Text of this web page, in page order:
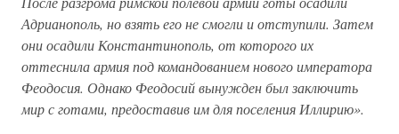
Адрианополь, но взять его не смогли и отступили. Затем
они осадили Константинополь, от которого их
оттеснила армия под командованием нового императора
Феодосия. Однако Феодосий вынужден был заключить
мир с готами, предоставив им для поселения Иллирию».